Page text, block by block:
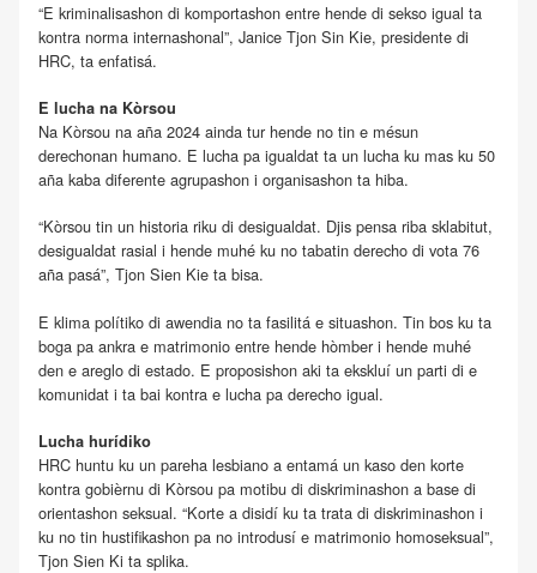
“E kriminalisashon di komportashon entre hende di sekso igual ta
kontra norma internashonal”, Janice Tjon Sin Kie, presidente di
HRC, ta enfatisá.
E lucha na Kòrsou
Na Kòrsou na aña 2024 ainda tur hende no tin e mésun
derechonan humano. E lucha pa igualdat ta un lucha ku mas ku 50
aña kaba diferente agrupashon i organisashon ta hiba.
“Kòrsou tin un historia riku di desigualdat. Djis pensa riba sklabitut,
desigualdat rasial i hende muhé ku no tabatin derecho di vota 76
aña pasá”, Tjon Sien Kie ta bisa.
E klima polítiko di awendia no ta fasilitá e situashon. Tin bos ku ta
boga pa ankra e matrimonio entre hende hòmber i hende muhé
den e areglo di estado. E proposishon aki ta ekskluí un parti di e
komunidat i ta bai kontra e lucha pa derecho igual.
Lucha hurídiko
HRC huntu ku un pareha lesbiano a entamá un kaso den korte
kontra gobièrnu di Kòrsou pa motibu di diskriminashon a base di
orientashon seksual. “Korte a disidí ku ta trata di diskriminashon i
ku no tin hustifikashon pa no introdusí e matrimonio homoseksual”,
Tjon Sien Ki ta splika.